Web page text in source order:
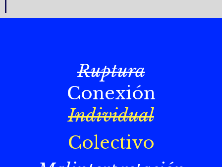
Ruptura
Conexión
Individual
Colectivo